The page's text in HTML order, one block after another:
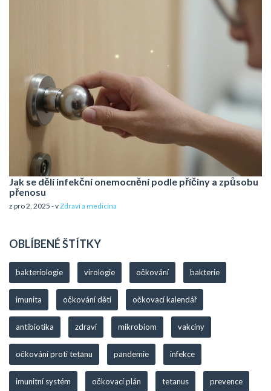
Jak se dělí infekční onemocnění podle příčiny a způsobu
přenosu
z pro 2, 2025 - vZdraví a medicína
OBLÍBENÉ ŠTÍTKY
bakteriologie virologie očkování bakterie
imunita očkování dětí očkovací kalendář
antibiotika zdraví mikrobiom vakcíny
očkování proti tetanu pandemie infekce
imunitní systém očkovací plán tetanus prevence